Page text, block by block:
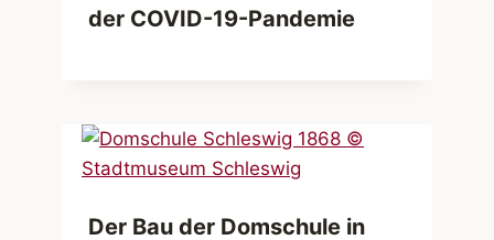
der COVID-19-Pandemie
Der Bau der Domschule in